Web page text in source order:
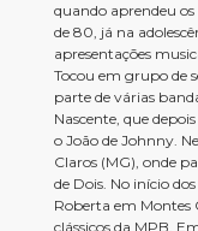
quando aprendeu os
de 80, já na
apresentações
Tocou em grupo de
parte de várias
Nascente, que
o João de Johnny.
Claros (MG), onde
de Dois. No início
Roberta em Montes
clássicos da MPB.